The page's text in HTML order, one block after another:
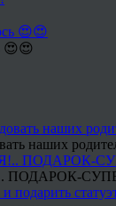
😍😍
наших
ПОДАРОК-